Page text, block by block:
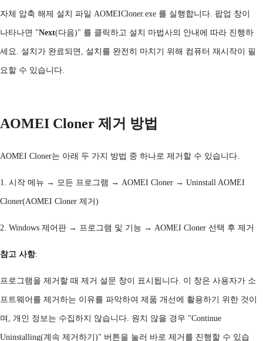
자체 압축 해제 설치 파일 AOMEICloner.exe 를 실행합니다. 팝업 창이
나타나면 "Next(다음)" 를 클릭하고 설치 마법사의 안내에 따라 진행하
세요. 설치가 완료되면, 설치를 완전히 마치기 위해 컴퓨터 재시작이 필
요할 수 있습니다.
AOMEI Cloner 제거 방법
AOMEI Cloner는 아래 두 가지 방법 중 하나로 제거할 수 있습니다.
1. 시작 메뉴 → 모든 프로그램 → AOMEI Cloner → Uninstall AOMEI
Cloner(AOMEI Cloner 제거)
2. Windows 제어판 → 프로그램 및 기능 → AOMEI Cloner 선택 후 제거
참고 사항:
프로그램을 제거할 때 제거 설문 창이 표시됩니다 . 이 창은 사용자가 소
프트웨어를 제거하는 이유를 파악하여 제품 개선에 활용하기 위한 것이
며, 개인 정보는 수집하지 않습니다. 원치 않을 경우 "Continue
Uninstalling(계속 제거하기)" 버튼을 눌러 바로 제거를 진행할 수 있습